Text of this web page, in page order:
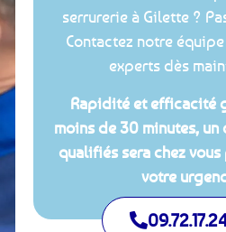
serrurerie à Gilette ?
Contactez notre
experts dès
Rapidité et efficacité
moins de 30 minutes, un
qualifiés sera chez
votre